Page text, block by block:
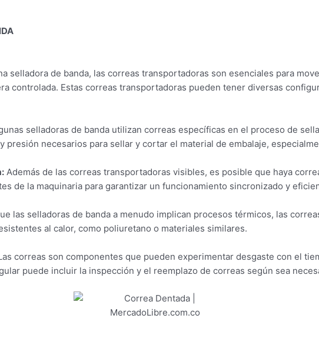
selladora de banda, las correas transportadoras son esenciales para
controlada. Estas correas transportadoras pueden tener diversas
selladoras de banda utilizan correas específicas en el proceso de
presión necesarios para sellar y cortar el material de embalaje,
Además de las correas transportadoras visibles, es posible que haya
de la maquinaria para garantizar un funcionamiento sincronizado y
las selladoras de banda a menudo implican procesos térmicos, las
al calor, como poliuretano o materiales similares.
correas son componentes que pueden experimentar desgaste con el
puede incluir la inspección y el reemplazo de correas según sea